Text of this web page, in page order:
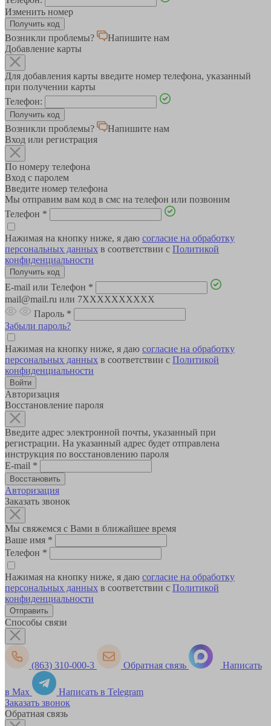
Изменить номер
Возникли проблемы?
Напишите нам
Добавление карты
Для добавления карты введите номер телефона, указанный
при получении карты
Телефон:
Возникли проблемы?
Напишите нам
Вход или регистрация
По номеру телефона
Вход с паролем
Введите номер телефона
Мы отправим вам код в смс на телефон или позвоним
Телефон *
Нажимая на кнопку ниже, я даю согласие на обработку
персональных данных в соответствии с Политикой
конфиденциальности
E-mail или Телефон *
mail@mail.ru или 7XXXXXXXXXX
Пароль *
Забыли пароль?
Нажимая на кнопку ниже, я даю согласие на обработку
персональных данных в соответствии с Политикой
конфиденциальности
Авторизация
Восстановление пароля
Введите адрес электронной почты, указанный при
регистрации. На указанный адрес будет отправлена
инструкция по восстановлению пароля
E-mail *
Авторизация
Заказать звонок
Мы свяжемся с Вами в ближайшее время
Ваше имя *
Телефон *
Нажимая на кнопку ниже, я даю согласие на обработку
персональных данных в соответствии с Политикой
конфиденциальности
Способы связи
(863) 310-000-3 Обратная связь Написать
в Max
Написать в Telegram
Заказать звонок
Обратная связь